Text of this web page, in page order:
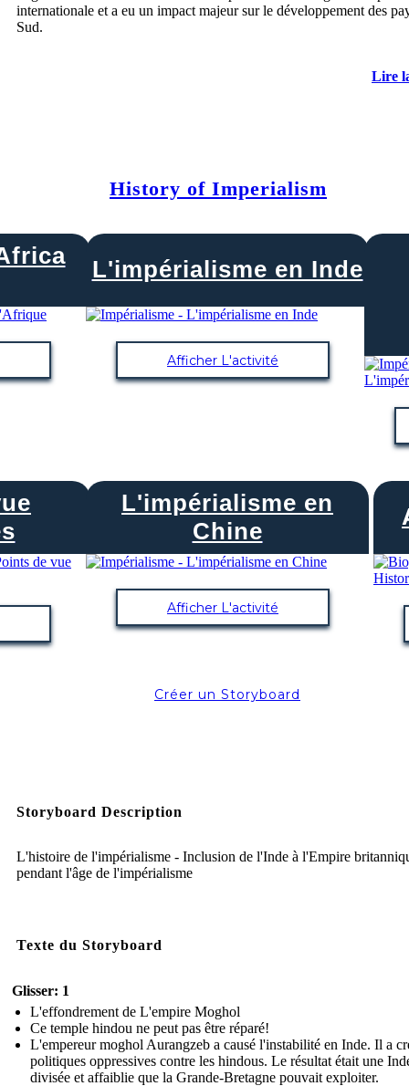
internationale et a eu un impact majeur sur le développement des
Sud.
Lire
History of Imperialism
L'impérialisme en Inde
Afficher L'activité
L'impérialisme en
Chine
Afficher L'activité
Créer un Storyboard
Storyboard Description
L'histoire de l'impérialisme - Inclusion de l'Inde à l'Empire
pendant l'âge de l'impérialisme
Texte du Storyboard
Glisser: 1
L'effondrement de L'empire Moghol
Ce temple hindou ne peut pas être réparé!
L'empereur moghol Aurangzeb a causé l'instabilité en Inde. Il a
politiques oppressives contre les hindous. Le résultat était une
divisée et affaiblie que la Grande-Bretagne pouvait exploiter.